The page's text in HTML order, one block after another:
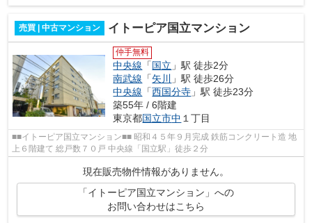
売買 | 中古マンション イトーピア国立マンション
仲手無料
中央線 「国立 」駅 徒歩2分
南武線 「矢川
」駅 徒歩26分
中央線 「西国分寺 」駅 徒歩23分
築55年 / 6階建
東京都国立市中 １丁目
■■イトーピア国立マンション■■ 昭和４５年９月完成 鉄筋コンクリート造 地
上６階建て 総戸数７０戸 中央線「国立駅」徒歩２分
現在販売物件情報がありません。
「イトーピア国立マンション」への
お問い合わせはこちら